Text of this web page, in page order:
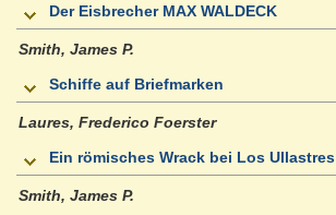
Der Eisbrecher MAX WALDECK
Smith, James P.
Schiffe auf Briefmarken
Laures, Frederico Foerster
Ein römisches Wrack bei Los Ullastres
Smith, James P.